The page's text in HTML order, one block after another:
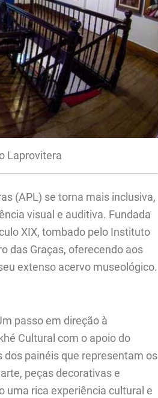
Laprovitera
(APL) se torna mais inclusiva,
visual e auditiva. Fundada
XIX, tombado pelo Instituto
das Graças, oferecendo aos
extenso acervo museológico.
passo em direção à
Cultural com o apoio do
painéis que representam os
peças decorativas e
uma rica experiência cultural e